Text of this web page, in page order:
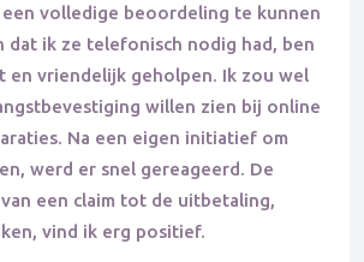
volledige beoordeling te kunnen
dat ik ze telefonisch nodig had, ben
en vriendelijk geholpen. Ik zou wel
willen zien bij online
Na een eigen initiatief om
werd er snel gereageerd. De
een claim tot de uitbetaling,
vind ik erg positief.